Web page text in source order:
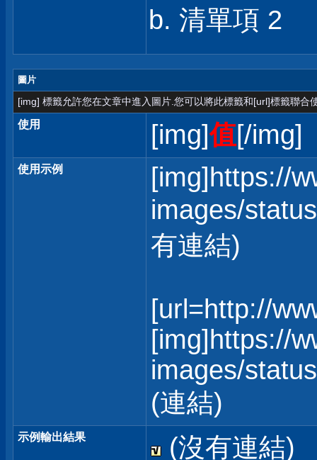
清單項 2
圖片
[img] 標籤允許您在文章中進入圖片.您可以將此標籤和[url]標籤聯合
使用 [img]值[/img]
使用示例
[img]https://
images/
有連結)
[url=http://
[img]https://
images/
(連結)
示例輸出結果 (沒有連結)